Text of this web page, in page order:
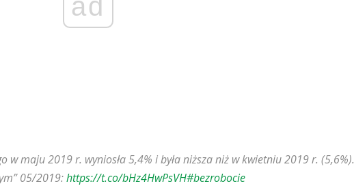
w maju 2019 r. wyniosła 5,4% i była niższa niż w kwietniu 2019 r. (5,6%).
05/2019:https://t.co/bHz4HwPsVH#bezrobocie